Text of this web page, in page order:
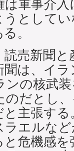
軍事介
として
。
売新聞
は、イ
ンの核武
のだとし
主張する
エルな
危機感